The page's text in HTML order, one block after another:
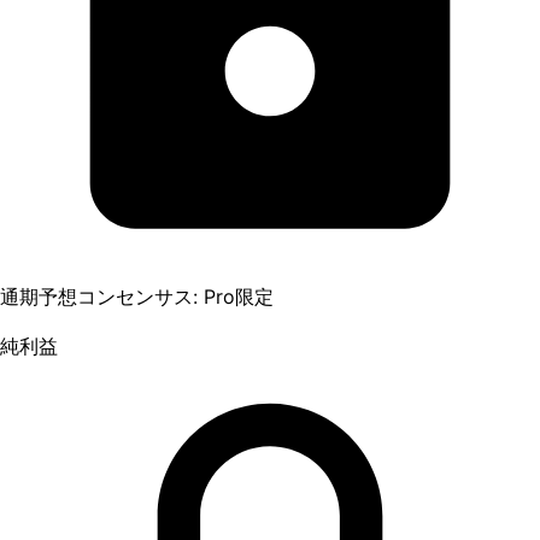
通期予想コンセンサス: Pro限定
純利益